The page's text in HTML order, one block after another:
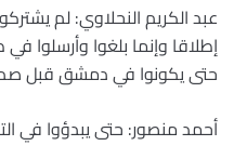
عبد الكريم النحلاوي: لم
إطلاقا وإنما بلغوا وأرسلوا
حتى يكونوا في دمشق قبل صدور
أحمد منصور: حتى يبدؤوا في